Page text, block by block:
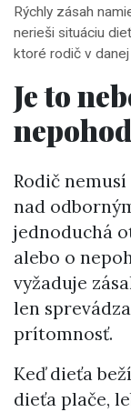
Rýchly zásah
nerieši situáciu
ktoré rodič v
Je to
Rodič
nad
jednoduchá
alebo o
vyžaduje
len
prítomnosť.
Keď dieťa
dieťa plače,